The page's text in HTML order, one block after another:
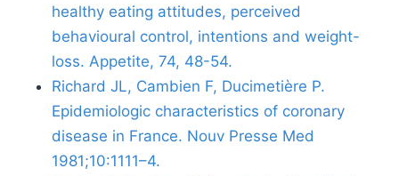
healthy eating attitudes, perceived
behavioural control, intentions and weight-
loss. Appetite, 74, 48-54.
Richard JL, Cambien F, Ducimetière P.
Epidemiologic characteristics of coronary
disease in France. Nouv Presse Med
1981;10:1111–4.